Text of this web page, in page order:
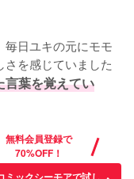
日ユキの元にモモ
を感じていました
言葉を覚えてい
無料会員登録で
70%OFF！